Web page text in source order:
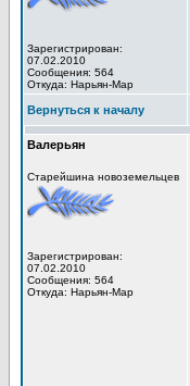
Зарегистрирован:
07.02.2010
Сообщения: 564
Откуда: Нарьян-Мар
Вернуться к началу
Валерьян
Старейшина новоземельцев
Зарегистрирован:
07.02.2010
Сообщения: 564
Откуда: Нарьян-Мар